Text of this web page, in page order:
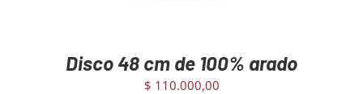
Disco 48 cm de 100% arado
$ 110.000,00